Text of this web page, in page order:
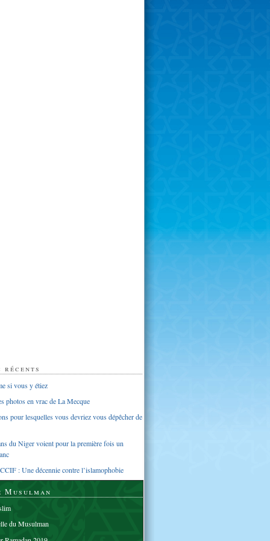
si vous y étiez
photos en vrac de La Mecque
pour lesquelles vous devriez vous dépêcher de
du Niger voient pour la première fois un
: Une décennie contre l’islamophobie
Musulman
du Musulman